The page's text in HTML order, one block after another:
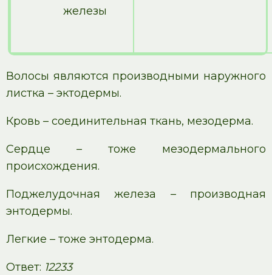
железы
Волосы являются производными наружного
листка – эктодермы.
Кровь – соединительная ткань, мезодерма.
Сердце – тоже мезодермального
происхождения.
Поджелудочная железа – производная
энтодермы.
Легкие – тоже энтодерма.
Ответ: 12233